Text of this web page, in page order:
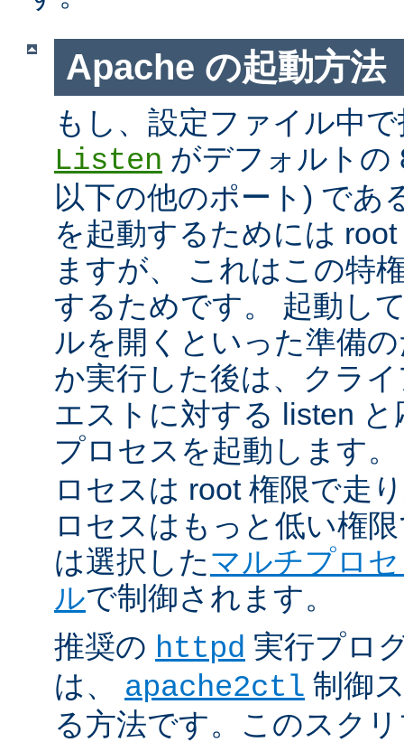
Apache の起動方法
もし、設定ファイル中
Listen がデフォルトの
以下の他のポート) であ
を起動するためには
ますが、 これはこの特
するためです。 起動し
ルを開くといった準備
か実行した後は、クラ
エストに対する listen
プロセスを起動します
ロセスは root 権限で走
ロセスはもっと低い権
は選択したマルチプロ
ルで制御されます。
推奨の httpd 実行プロ
は、 apache2ctl 制御
る方法です。このスク